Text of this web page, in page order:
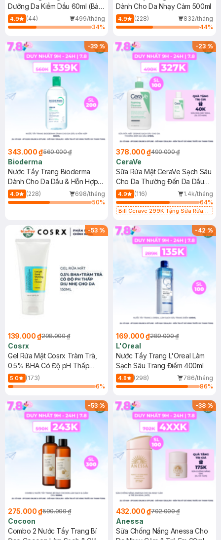
Dưỡng Da Kiềm Dầu 60ml (Bản
Mới)
4.9 (44)
499/tháng
34%
Dành Cho Da Nhạy Cảm 500ml
4.9 (228)
832/tháng
44%
-39%
343.000 ₫560.000 ₫
Bioderma
Nước Tẩy Trang Bioderma
Dành Cho Da Dầu & Hỗn Hợp
500ml
4.9 (228)
698/tháng
50%
-23%
378.000 ₫490.000 ₫
CeraVe
Sữa Rửa Mặt CeraVe Sạch Sâu
Cho Da Thường Đến Da Dầu
473ml
4.9 (116)
1.4k/tháng
64%
Bill Cerave 299K Tặng Sữa Rửa
-53 %
139.000 ₫298.000 ₫
Cosrx
Gel Rửa Mặt Cosrx Tràm Trà,
0.5% BHA Có Độ pH Thấp
150ml
5.0
(173)
6%
-42%
169.000 ₫289.000 ₫
L'Oreal
Nước Tẩy Trang L'Oreal Làm
Sạch Sâu Trang Điểm 400ml
4.8 (298)
786/tháng
86%
-53%
275.000 ₫590.000 ₫
Cocoon
Combo 2 Nước Tẩy Trang Bí
-38%
432.000 ₫702.000 ₫
Anessa
Sữa Chống Nắng Anessa Cho